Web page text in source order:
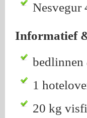
Nesvegur
Informatief
1
20 kg